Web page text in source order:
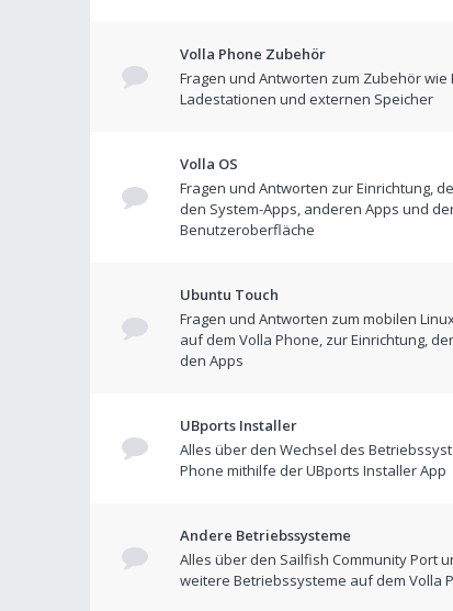
Volla Phone Zubehör
Fragen und Antworten zum Zubehör wie
Ladestationen und externen Speicher
Volla OS
Fragen und Antworten zur Einrichtung,
den System-Apps, anderen Apps und
Benutzeroberfläche
Ubuntu Touch
Fragen und Antworten zum mobilen
auf dem Volla Phone, zur Einrichtung,
den Apps
UBports Installer
Alles über den Wechsel des
Phone mithilfe der UBports Installer App
Andere Betriebssysteme
Alles über den Sailfish Community Port
weitere Betriebssysteme auf dem Volla